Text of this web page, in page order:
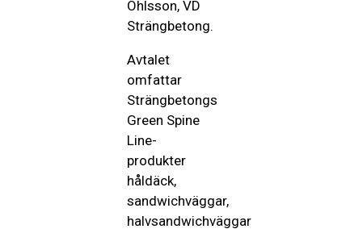
Ohlsson, VD
Strängbetong.
Avtalet
omfattar
Strängbetongs
Green Spine
Line-
produkter
håldäck,
sandwichväggar,
halvsandwichväggar